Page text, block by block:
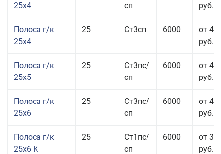
25x4
сп
руб.
Полоса г/к
25x4
25 Ст3сп 6000
от 43
руб.
Полоса г/к
25x5
25
Ст3пс/
сп
6000
от 42
руб.
Полоса г/к
25x6
25
Ст3пс/
сп
6000
от 44
руб.
Полоса г/к
25x6 К
25
Ст1пс/
сп
6000
от 35
руб.